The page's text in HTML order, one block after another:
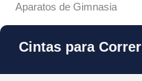
Aparatos de Gimnasia
Cintas para Correr